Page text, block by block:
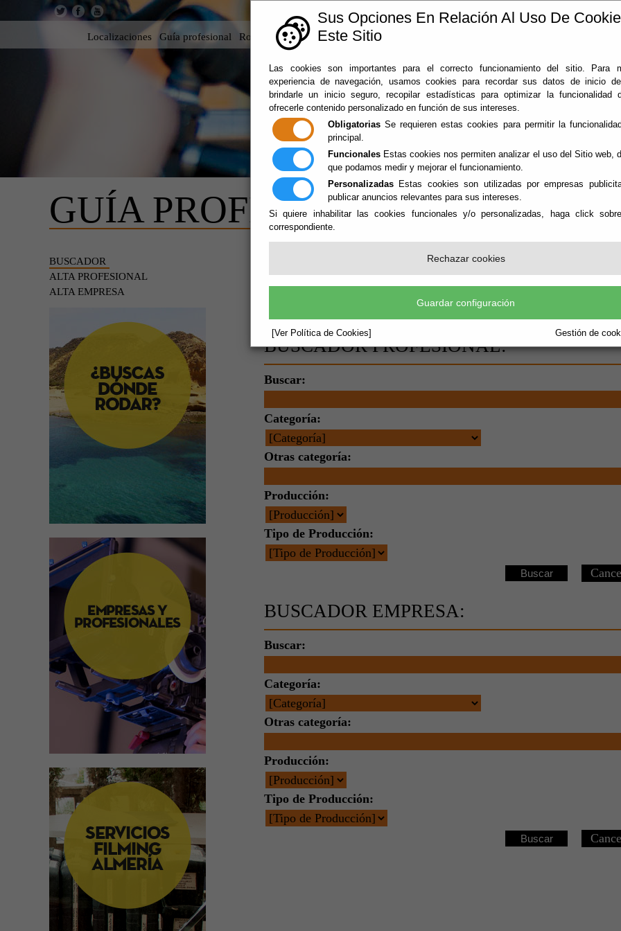
Sus Opciones En Relación Al Uso De
Este Sitio
Las cookies son importantes para el correcto funcionamiento del sitio. Para
experiencia de navegación, usamos cookies para recordar sus datos de inicio
brindarle un inicio seguro, recopilar estadísticas para optimizar la funcionalidad
ofrecerle contenido personalizado en función de sus intereses.
Obligatorias Se requieren estas cookies para permitir la
principal.
Funcionales Estas cookies nos permiten analizar el uso del Sitio web,
que podamos medir y mejorar el funcionamiento.
Personalizadas Estas cookies son utilizadas por empresas
publicar anuncios relevantes para sus intereses.
Si quiere inhabilitar las cookies funcionales y/o personalizadas, haga click
correspondiente.
Rechazar cookies
Guardar configuración
[Ver Política de Cookies] Gestión de
Localizaciones Guía profesional Rodar en Almería 360
GUÍA PROFESIONAL
BUSCADOR
ALTA PROFESIONAL
ALTA EMPRESA
BUSCADOR PROFESIONALES Y
Filming Almería ofrece estos datos sin que esto pueda considerarse
BUSCADOR PROFESIONAL:
Buscar:
Categoría:
Otras categoría:
Producción:
Tipo de Producción:
Buscar
BUSCADOR EMPRESA:
Buscar:
Categoría:
Otras categoría:
Producción:
Tipo de Producción:
Buscar